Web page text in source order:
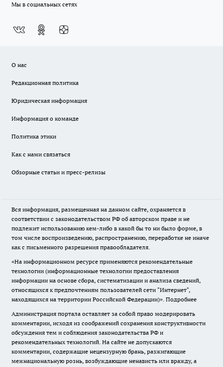
Мы в социальных сетях
О нас
Редакционная политика
Юридическая информация
Информация о команде
Политика этики
Как с нами связаться
Обзорные статьи и пресс-релизы
Вся информация, размещенная на данном сайте, охраняется в
соответствии с законодательством РФ об авторском праве и не
подлежит использованию кем-либо в какой бы то ни было форме, в
том числе воспроизведению, распространению, переработке не иначе
как с письменного разрешения правообладателя.
«На информационном ресурсе применяются рекомендательные
технологии (информационные технологии предоставления
информации на основе сбора, систематизации и анализа сведений,
относящихся к предпочтениям пользователей сети "Интернет",
находящихся на территории Российской Федерации)». Подробнее
Администрация портала оставляет за собой право модерировать
комментарии, исходя из соображений сохранения конструктивности
обсуждения тем и соблюдения законодательства РФ и
рекомендательных технологий. На сайте не допускаются
комментарии, содержащие нецензурную брань, разжигающие
межнациональную рознь, возбуждающие ненависть или вражду, а